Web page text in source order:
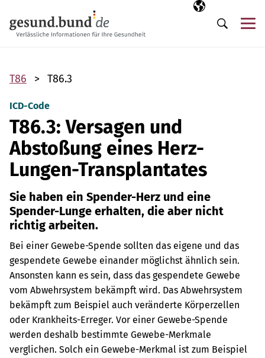
Ausgewählte
DE
Suche
T86 T86.3
ICD-Code
T86.3: Versagen und
Abstoßung eines Herz-
Lungen-Transplantates
Sie haben ein Spender-Herz und eine
Spender-Lunge erhalten, die aber nicht
richtig arbeiten.
Bei einer Gewebe-Spende sollten das eigene und das
gespendete Gewebe einander möglichst ähnlich sein.
Ansonsten kann es sein, dass das gespendete Gewebe
vom Abwehrsystem bekämpft wird. Das Abwehrsystem
bekämpft zum Beispiel auch veränderte Körperzellen
oder Krankheits-Erreger. Vor einer Gewebe-Spende
werden deshalb bestimmte Gewebe-Merkmale
verglichen. Solch ein Gewebe-Merkmal ist zum Beispiel